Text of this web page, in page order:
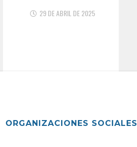
29 DE ABRIL DE 2025
ORGANIZACIONES SOCIALES